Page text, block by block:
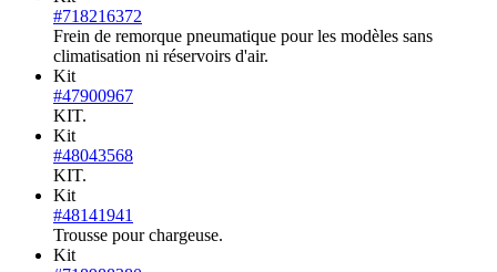
#718216372
Frein de remorque pneumatique pour les modèles sans
climatisation ni réservoirs d'air.
Kit
#47900967
KIT.
Kit
#48043568
KIT.
Kit
#48141941
Trousse pour chargeuse.
Kit